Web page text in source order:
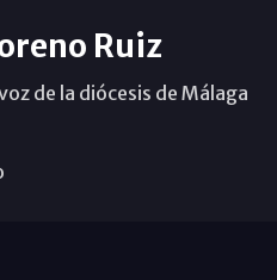
Ruiz
de la diócesis de Málaga